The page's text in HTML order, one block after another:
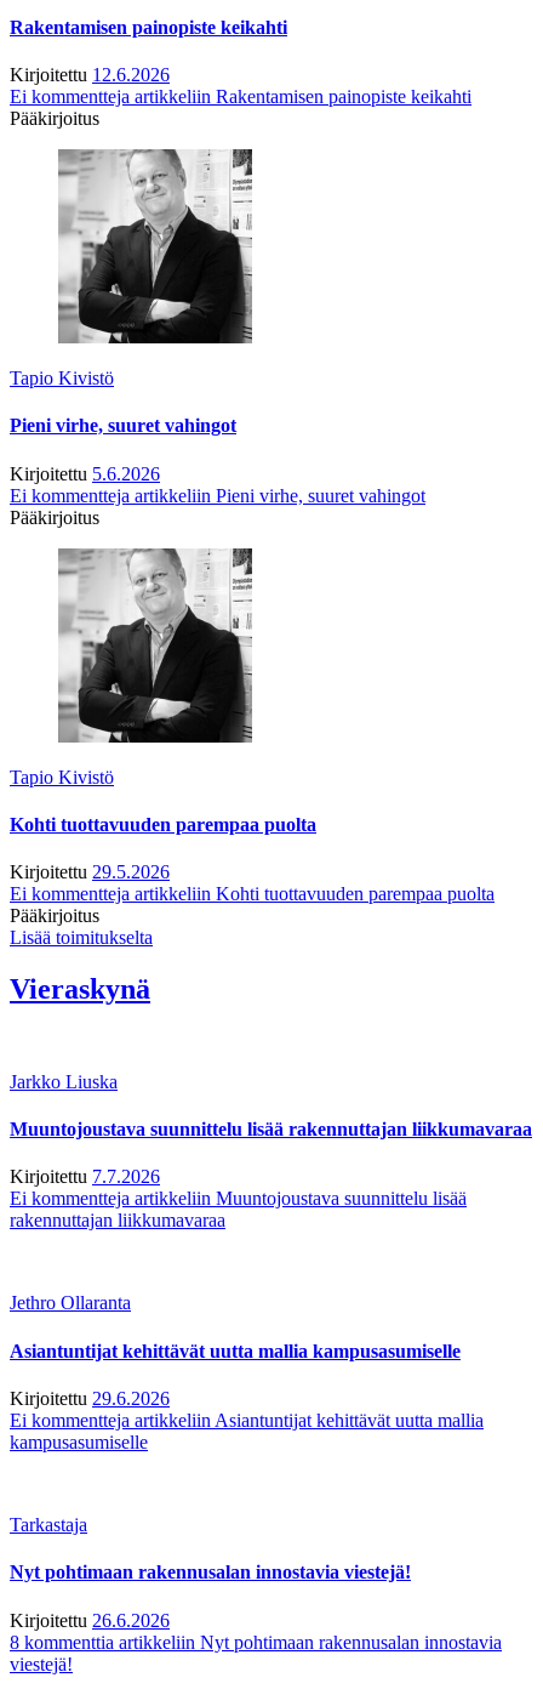
Rakentamisen painopiste keikahti
Kirjoitettu 12.6.2026
Ei kommentteja artikkeliin Rakentamisen painopiste keikahti
Pääkirjoitus
Tapio Kivistö
Pieni virhe, suuret vahingot
Kirjoitettu 5.6.2026
Ei kommentteja artikkeliin Pieni virhe, suuret vahingot
Pääkirjoitus
Tapio Kivistö
Kohti tuottavuuden parempaa puolta
Kirjoitettu 29.5.2026
Ei kommentteja artikkeliin Kohti tuottavuuden parempaa puolta
Pääkirjoitus
Lisää toimitukselta
Vieraskynä
Jarkko Liuska
Muuntojoustava suunnittelu lisää rakennuttajan liikkumavaraa
Kirjoitettu 7.7.2026
Ei kommentteja artikkeliin Muuntojoustava suunnittelu lisää
rakennuttajan liikkumavaraa
Jethro Ollaranta
Asiantuntijat kehittävät uutta mallia kampusasumiselle
Kirjoitettu 29.6.2026
Ei kommentteja artikkeliin Asiantuntijat kehittävät uutta mallia
kampusasumiselle
Tarkastaja
Nyt pohtimaan rakennusalan innostavia viestejä!
Kirjoitettu 26.6.2026
8 kommenttia artikkeliin Nyt pohtimaan rakennusalan innostavia
viestejä!